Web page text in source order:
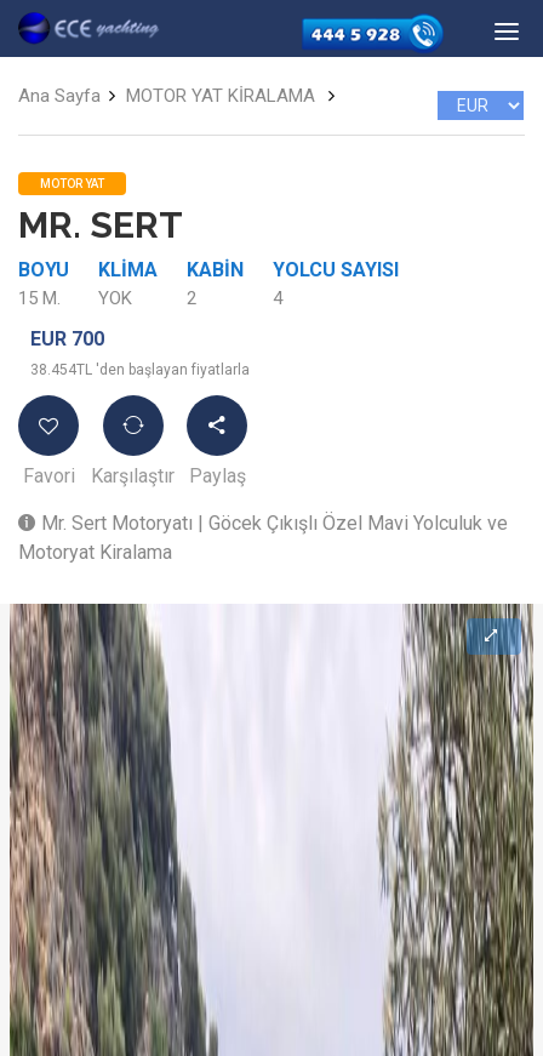
Ana Sayfa MOTOR YAT KİRALAMA
MOTOR YAT
MR. SERT
BOYU
15 M.
KLIMA
YOK
KABIN
2
YOLCU SAYISI
4
EUR 700
38.454TL 'den başlayan fiyatlarla
Favori Karşılaştır Paylaş
Mr. Sert Motoryatı | Göcek Çıkışlı Özel Mavi Yolculuk ve
Motoryat Kiralama